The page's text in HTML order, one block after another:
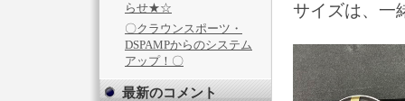
らせ★☆
〇クラウンスポーツ・
DSPAMPからのシステム
アップ！〇
最新のコメント
サイズは、一